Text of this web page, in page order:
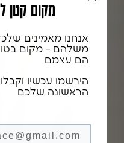
♥️מקום קטן
אנחנו מאמינים
משלהם - מקום בטוח
הם עצמם
הירשמו עכשיו וקבלו
הראשונה שלכם